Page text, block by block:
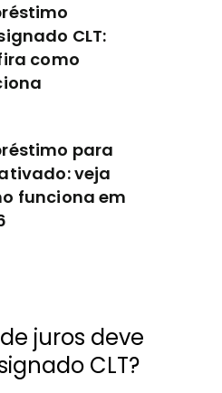
CLT:
como
para
veja
funciona em
juros deve
CLT?